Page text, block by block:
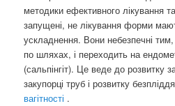
методики ефективного лікування
запущені, не лікування форми
ускладнення. Вони небезпечні
по шляхах, і переходить на
(сальпінгіт). Це веде до розвитку
закупорці труб і розвитку
вагітності .